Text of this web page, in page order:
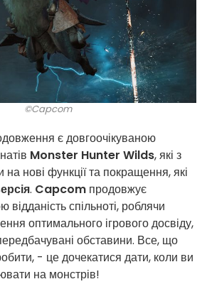
©Capcom
є довгоочікуваною
Monster Hunter Wilds, які з
на нові функції та покращення, які
. Capcom продовжує
спільноті, роблячи
оптимального ігрового досвіду,
обставини. Все, що
- це дочекатися дати, коли ви
на монстрів!